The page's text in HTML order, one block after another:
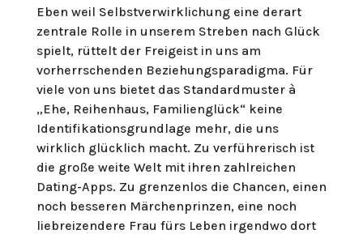
Eben weil Selbstverwirklichung eine derart
zentrale Rolle in unserem Streben nach Glück
spielt, rüttelt der Freigeist in uns am
vorherrschenden Beziehungsparadigma. Für
viele von uns bietet das Standardmuster à
„Ehe, Reihenhaus, Familienglück“ keine
Identifikationsgrundlage mehr, die uns
wirklich glücklich macht. Zu verführerisch ist
die große weite Welt mit ihren zahlreichen
Dating-Apps. Zu grenzenlos die Chancen, einen
noch besseren Märchenprinzen, eine noch
liebreizendere Frau fürs Leben irgendwo dort